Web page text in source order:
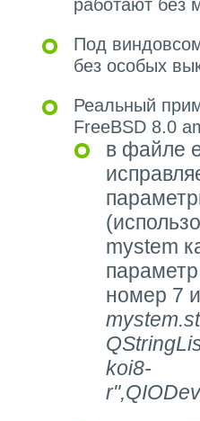
работают без
Под
без особых
Реальный
FreeBSD 8.0
в файле
mystem
номер 7
koi8-